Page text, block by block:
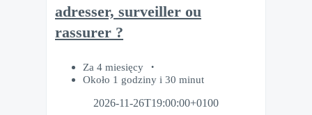
adresser, surveiller ou
rassurer ?
Za 4 miesięcy
Około 1 godziny i 30 minut
2026-11-26T19:00:00+0100